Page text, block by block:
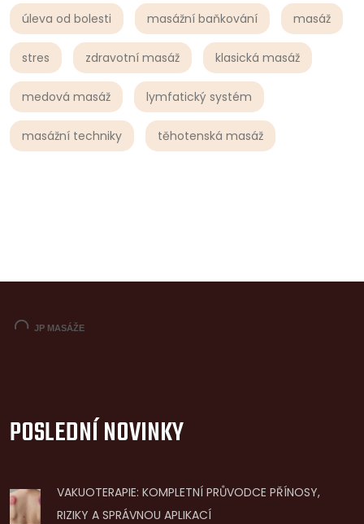
úleva od bolesti masážní baňkování masáž
stres zdravotní masáž klasická masáž
medová masáž lymfatický systém
masážní techniky těhotenská masáž
POSLEDNÍ NOVINKY
VAKUOTERAPIE: KOMPLETNÍ PRŮVODCE PŘÍNOSY,
RIZIKY A SPRÁVNOU APLIKACÍ